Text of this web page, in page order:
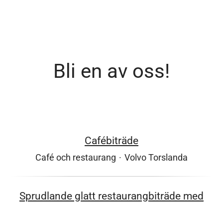
Bli en av oss!
Cafébiträde
Café och restaurang · Volvo Torslanda
Sprudlande glatt restaurangbiträde med